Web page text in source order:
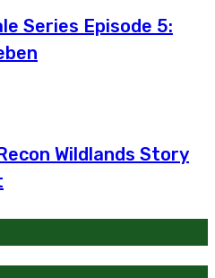
Series Episode 5:
Wildlands Story